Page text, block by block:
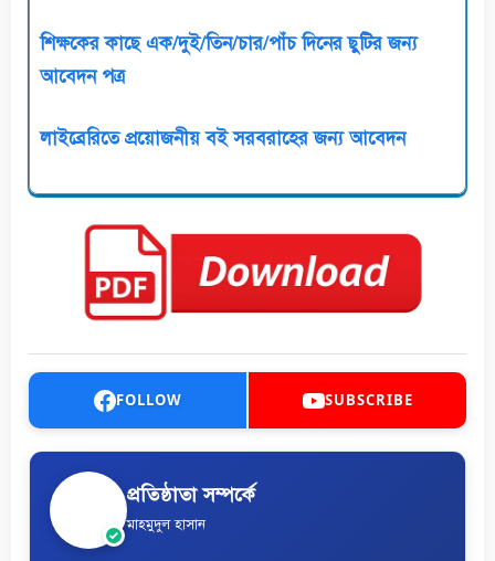
শিক্ষকের কাছে এক/দুই/তিন/চার/পাঁচ দিনের ছুটির জন্য
আবেদন পত্র
লাইব্রেরিতে প্রয়োজনীয় বই সরবরাহের জন্য আবেদন
FOLLOW SUBSCRIBE
প্রতিষ্ঠাতা সম্পর্কে
মাহমুদুল হাসান